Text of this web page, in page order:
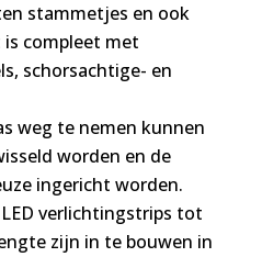
stammetjes en ook
is compleet met
schorsachtige- en
weg te nemen kunnen
worden en de
ingericht worden.
verlichtingstrips tot
zijn in te bouwen in